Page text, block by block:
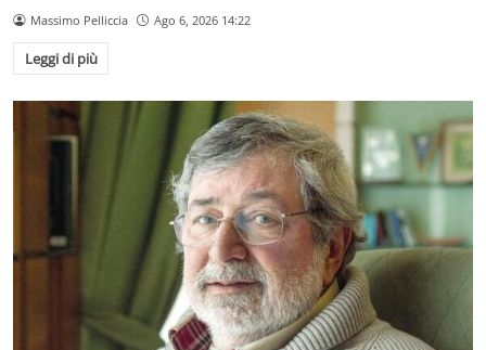
Massimo Pelliccia Ago 6, 2026 14:22
Leggi di più